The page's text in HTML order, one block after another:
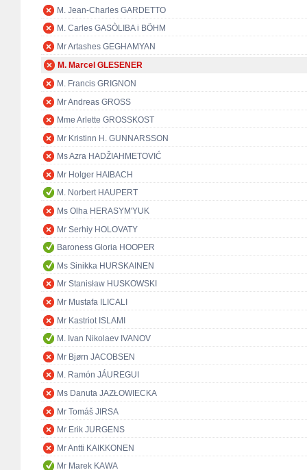
M. Jean-Charles GARDETTO
M. Carles GASÒLIBA i BÖHM
Mr Artashes GEGHAMYAN
M. Marcel GLESENER
M. Francis GRIGNON
Mr Andreas GROSS
Mme Arlette GROSSKOST
Mr Kristinn H. GUNNARSSON
Ms Azra HADŽIAHMETOVIĆ
Mr Holger HAIBACH
M. Norbert HAUPERT
Ms Olha HERASYM'YUK
Mr Serhiy HOLOVATY
Baroness Gloria HOOPER
Ms Sinikka HURSKAINEN
Mr Stanisław HUSKOWSKI
Mr Mustafa ILICALI
Mr Kastriot ISLAMI
M. Ivan Nikolaev IVANOV
Mr Bjørn JACOBSEN
M. Ramón JÁUREGUI
Ms Danuta JAZŁOWIECKA
Mr Tomáš JIRSA
Mr Erik JURGENS
Mr Antti KAIKKONEN
Mr Marek KAWA